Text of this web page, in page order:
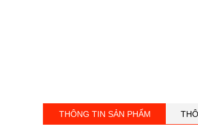
THÔNG TIN SẢN PHẨM